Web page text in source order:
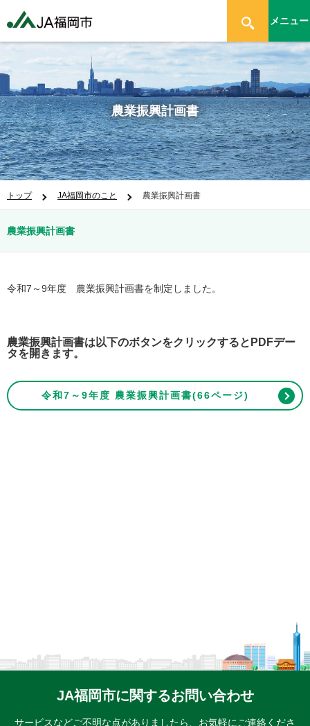
メニュー
農業振興計画書
トップ JA福岡市のこと 農業振興計画書
農業振興計画書
令和7～9年度 農業振興計画書を制定しました。
農業振興計画書は以下のボタンをクリックするとPDFデー
タを開きます。
令和7～9年度 農業振興計画書(66ページ)
JA福岡市に関するお問い合わせ
サービスなどご不明な点がありましたら、 お気軽にご連絡くださ